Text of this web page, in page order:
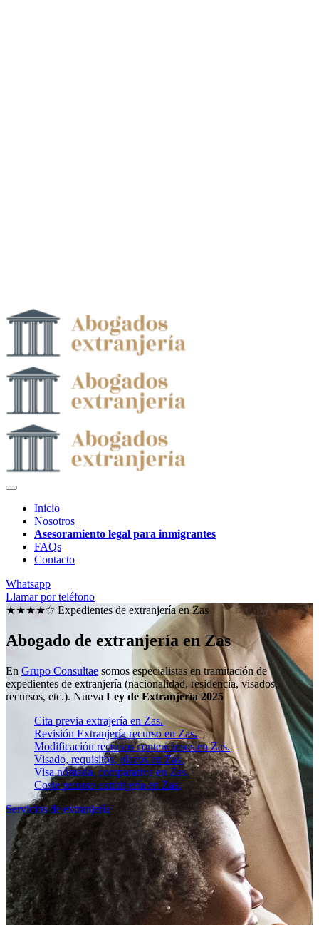
Inicio
Nosotros
Asesoramiento legal para inmigrantes
FAQs
Contacto
Whatsapp
Llamar por teléfono
★★★★✩ Expedientes de extranjería enZas
Abogado de extranjería en Zas
En Grupo Consultae somos especialistas en tramitación de
expedientes de extranjería (nacionalidad, residencia, visados,
recursos, etc.). Nueva Ley de Extranjería 2025
Cita previa extrajería en Zas.
Revisión Extranjería recurso en Zas.
Modificación recursos contenciosos en Zas.
Visado, requisitos, plazos en Zas.
Visa nómada, comparativa en Zas.
Coste recurso extranjería en Zas.
Servicios de extranjería